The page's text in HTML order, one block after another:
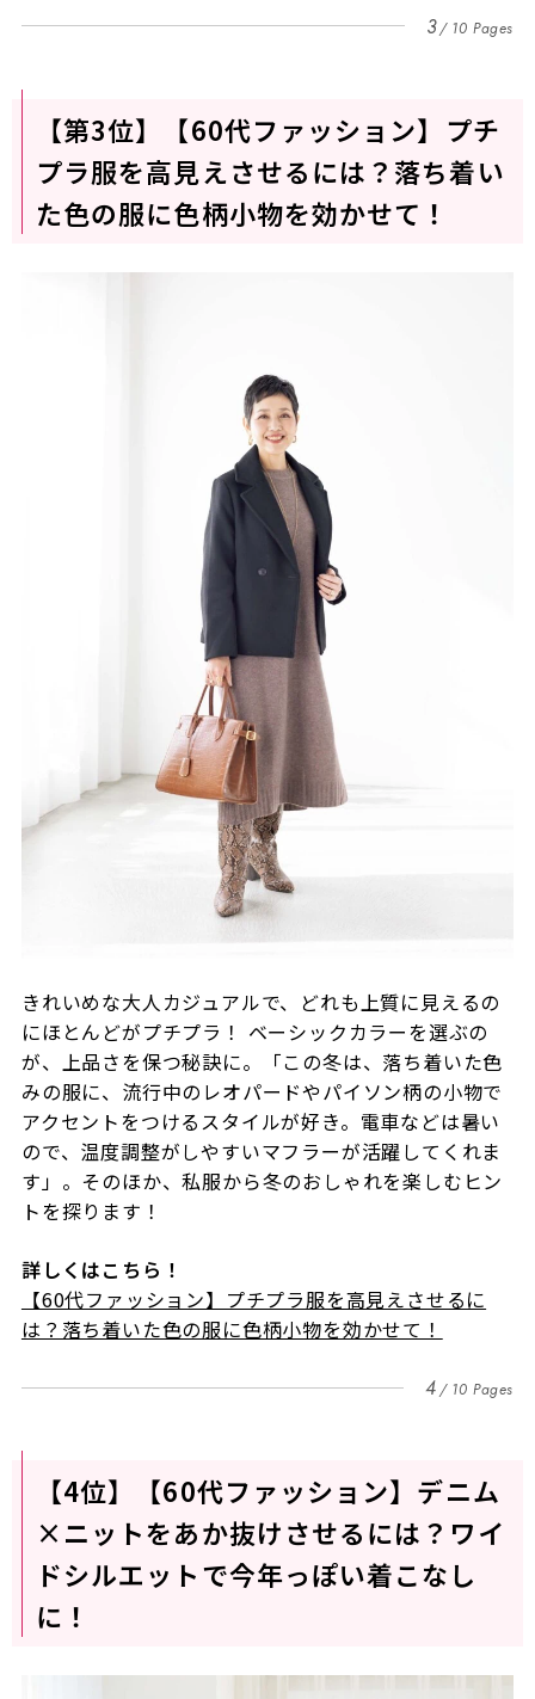
3 10 Pages
【第3位】【60代ファッション】プチ
プラ服を高見えさせるには？落ち着い
た色の服に色柄小物を効かせて！
きれいめな大人カジュアルで、どれも上質に見えるの
にほとんどがプチプラ！ ベーシックカラーを選ぶの
が、上品さを保つ秘訣に。「この冬は、落ち着いた色
みの服に、流行中のレオパードやパイソン柄の小物で
アクセントをつけるスタイルが好き。電車などは暑い
ので、温度調整がしやすいマフラーが活躍してくれま
す」。そのほか、私服から冬のおしゃれを楽しむヒン
トを探ります！
詳しくはこちら！
【60代ファッション】プチプラ服を高見えさせるに
は？落ち着いた色の服に色柄小物を効かせて！
4 10 Pages
【4位】【60代ファッション】デニム
×ニットをあか抜けさせるには？ワイ
ドシルエットで今年っぽい着こなし
に！